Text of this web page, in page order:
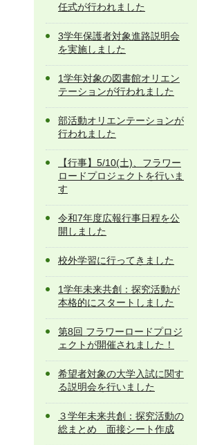
任式が行われました
3学年保護者対象進路説明会
を実施しました
1学年対象の図書館オリエン
テーションが行われました
部活動オリエンテーションが
行われました
【行事】5/10(土)、フラワー
ロードプロジェクトを行いま
す
令和7年度広報行事日程を公
開しました
校外学習に行ってきました
1学年未来共創：探究活動が
本格的にスタートしました
第8回 フラワーロードプロジ
ェクトが開催されました！
希望者対象の大学入試に関す
る説明会を行いました
３学年未来共創：探究活動の
総まとめ 面接シート作成